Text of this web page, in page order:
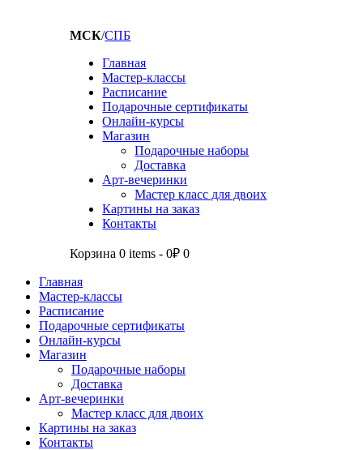
МСК/СПБ
Главная
Мастер-классы
Расписание
Подарочные сертификаты
Онлайн-курсы
Магазин
Подарочные наборы
Доставка
Арт-вечеринки
Мастер класс для двоих
Картины на заказ
Контакты
Корзина 0 items -0₽ 0
Главная
Мастер-классы
Расписание
Подарочные сертификаты
Онлайн-курсы
Магазин
Подарочные наборы
Доставка
Арт-вечеринки
Мастер класс для двоих
Картины на заказ
Контакты